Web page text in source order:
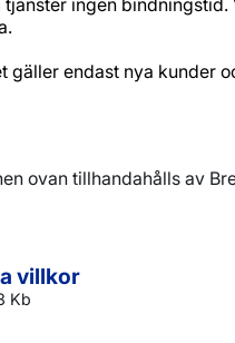
gäller endast nya kunder
ovan tillhandahålls av
villkor
Kb